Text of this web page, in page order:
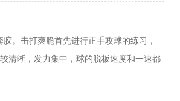
。击打爽脆首先进行正手攻球的练习，
清晰，发力集中，球的脱板速度和一速都
快，力量大，弧线低平，杀伤力十分出